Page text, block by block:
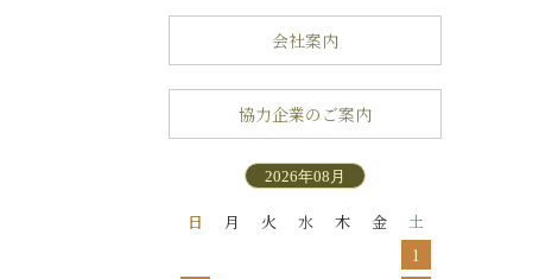
会社案内
協力企業のご案内
2026年08月
日 月 火 水 木 金
土
1